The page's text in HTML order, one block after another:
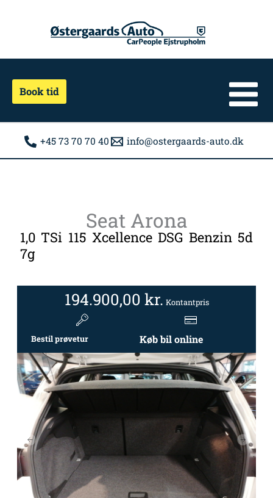
Book tid
+45 73 70 70 40 info@ostergaards-auto.dk
Seat Arona
1,0 TSi 115 Xcellence DSG Benzin 5d
7g
194.900,00 kr. Kontantpris
Bestil prøvetur Køb bil online